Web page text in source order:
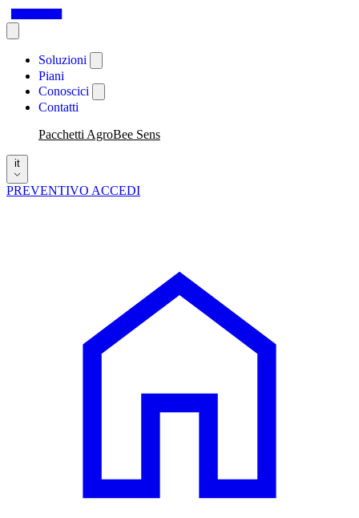
Soluzioni
Piani
Conoscici
Contatti
Pacchetti AgroBee Sens
it
PREVENTIVO ACCEDI